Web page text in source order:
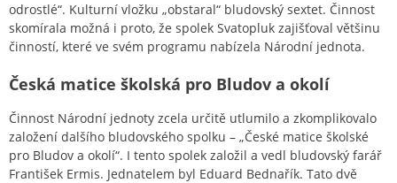
odrostlé“. Kulturní vložku „obstaral“ bludovský sextet. Činnost
skomírala možná i proto, že spolek Svatopluk zajišťoval většinu
činností, které ve svém programu nabízela Národní jednota.
Česká matice školská pro Bludov a okolí
Činnost Národní jednoty zcela určitě utlumilo a zkomplikovalo
založení dalšího bludovského spolku – „České matice školské
pro Bludov a okolí“. I tento spolek založil a vedl bludovský farář
František Ermis. Jednatelem byl Eduard Bednařík. Tato dvě